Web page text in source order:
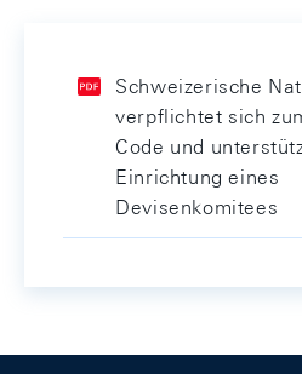
Schweizerische
verpflichtet sich
Code und
Einrichtung eines
Devisenkomitees